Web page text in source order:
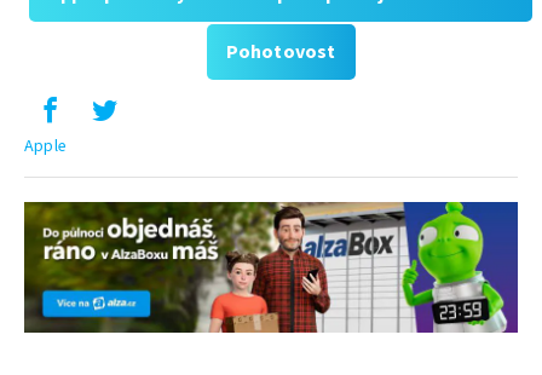
Pohotovost
Apple